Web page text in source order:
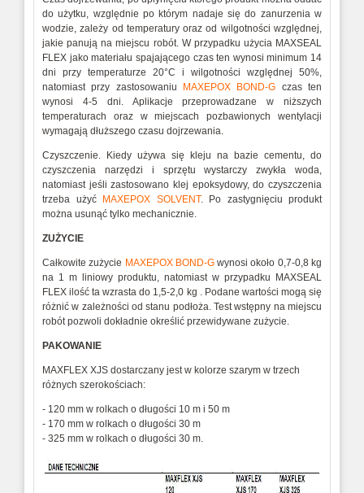
do użytku, względnie po którym nadaje się do zanurzenia w
wodzie, zależy od temperatury oraz od wilgotności względnej,
jakie panują na miejscu robót. W przypadku użycia MAXSEAL
FLEX jako materiału spajającego czas ten wynosi minimum 14
dni przy temperaturze 20°C i wilgotności względnej 50%,
natomiast przy zastosowaniu
MAXEPOX BOND-G czas ten
wynosi 4-5 dni. Aplikacje przeprowadzane w niższych
temperaturach oraz w miejscach pozbawionych wentylacji
wymagają dłuższego czasu dojrzewania.
Czyszczenie. Kiedy używa się kleju na bazie cementu, do
czyszczenia narzędzi i sprzętu wystarczy zwykła woda,
natomiast jeśli zastosowano klej epoksydowy, do czyszczenia
trzeba użyć
MAXEPOX SOLVENT. Po zastygnięciu produkt
można usunąć tylko mechanicznie.
ZUŻYCIE
Całkowite zużycie MAXEPOX BOND-Gwynosi około 0,7-0,8 kg
na 1 m liniowy produktu, natomiast w przypadku MAXSEAL
FLEX ilość ta wzrasta do 1,5-2,0 kg . Podane wartości mogą się
różnić w zależności od stanu podłoża. Test wstępny na miejscu
robót pozwoli dokładnie określić przewidywane zużycie.
PAKOWANIE
MAXFLEX XJS dostarczany jest w kolorze szarym w trzech
różnych szerokościach:
- 120 mm w rolkach o długości 10 m i 50 m
- 170 mm w rolkach o długości 30 m
- 325 mm w rolkach o długości 30 m.